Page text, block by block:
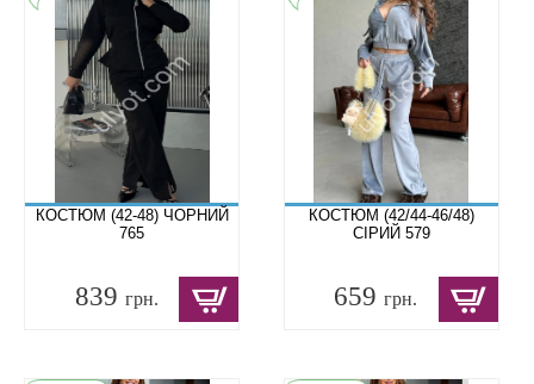
КОСТЮМ (42-48) ЧОРНИЙ
765
839 грн.
КОСТЮМ (42/44-46/48)
СІРИЙ 579
659грн.